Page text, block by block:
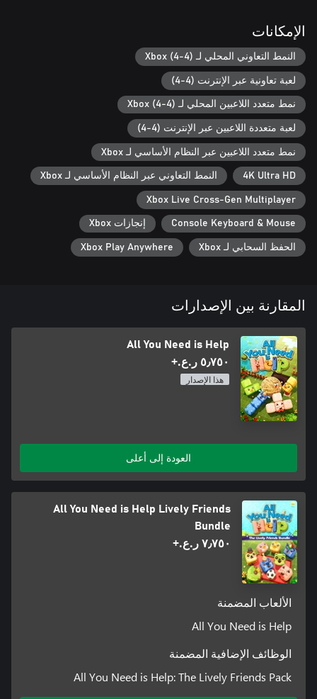
الإمكانات
النمط التعاوني المحلي لـ Xbox (4-4)
لعبة تعاونية عبر الإنترنت (4-4)
نمط متعدد اللاعبين المحلي لـ Xbox (4-4)
لعبة متعددة اللاعبين عبر الإنترنت (4-4)
نمط متعدد اللاعبين عبر النظام الأساسي لـ Xbox
4K Ultra HD النمط التعاوني عبر النظام الأساسي لـ Xbox
Xbox Live Cross-Gen Multiplayer
Console Keyboard & Mouse إنجازات Xbox
الحفظ السحابي لـ Xbox Xbox Play Anywhere
المقارنة بين الإصدارات
All You Need is Help
٥٫٧٥٠ ر.ع.‏+
هذا الإصدار
العودة إلى أعلى
All You Need is Help Lively Friends
Bundle
٧٫٧٥٠ ر.ع.‏+
الألعاب المضمنة
All You Need is Help
الوظائف الإضافية المضمنة
All You Need is Help: The Lively Friends Pack